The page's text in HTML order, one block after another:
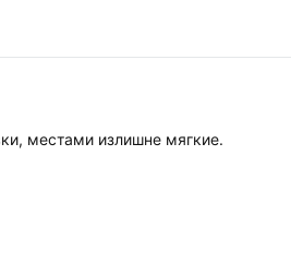
местами излишне мягкие.